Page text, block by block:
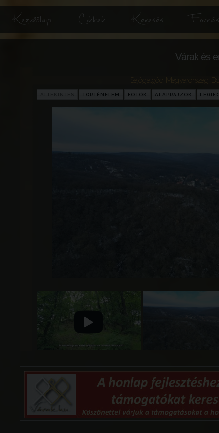
Kezdőlap Cikkek Keresés
Várak és
Sajógalgóc Magyarország
TÖRTÉNELEM FOTÓK ALAPRAJZOK